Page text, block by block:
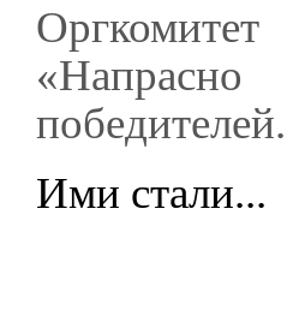
«Напрасно
победителей.
Ими стали...